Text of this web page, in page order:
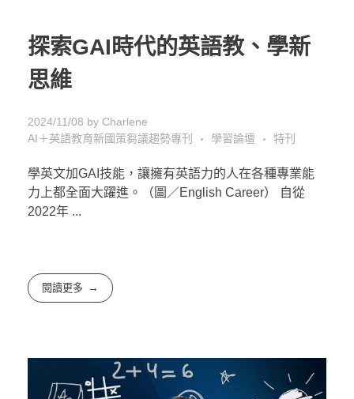
探索GAI時代的英語教、學新
思維
2024/11/08 by Charlene
AI＋英語教育新國策芻議趨勢專刊
學習論壇 特刊
學英文加GAI技能，讓擁有英語力的人在各種專業能
力上都全面大躍進。（圖／English Career） 自從
2022年 ...
閱讀更多